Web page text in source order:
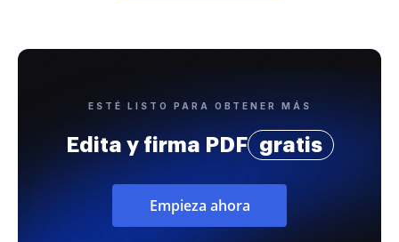
ESTÉ LISTO PARA OBTENER MÁS
Edita y firma PDF gratis
Empieza ahora